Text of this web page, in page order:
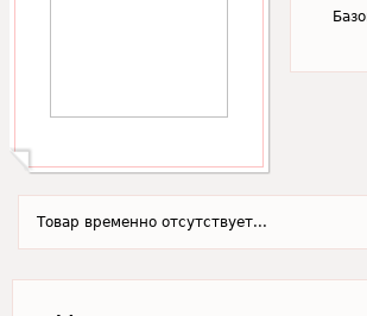
Товар временно отсутствует...